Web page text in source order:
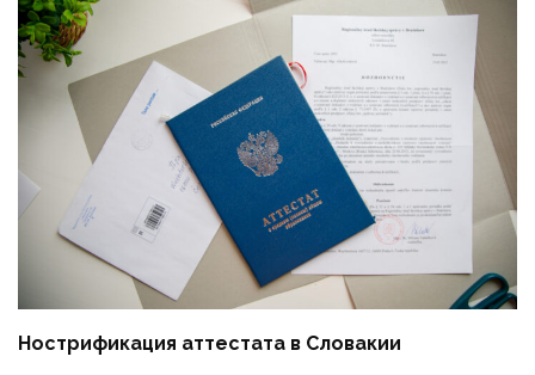
Нострификация аттестата в Словакии